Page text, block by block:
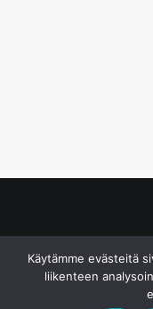
Käytämme evästeitä
liikenteen